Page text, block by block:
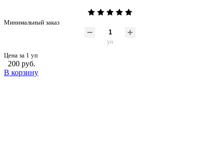
Минимальный заказ
уп
Цена за 1 уп
200 руб.
В корзину